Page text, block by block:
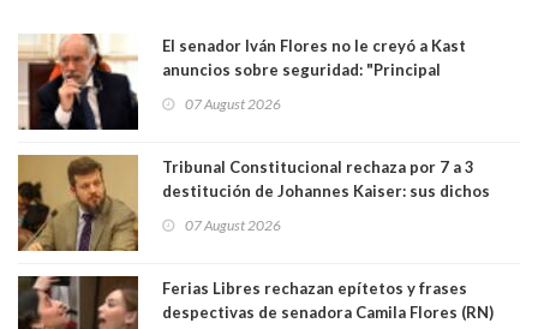
El senador Iván Flores no le creyó a Kast
anuncios sobre seguridad: "Principal
perseguir ruta del dinero y levantar secreto
07 August 2026
Tribunal Constitucional rechaza por 7 a 3
destitución de Johannes Kaiser: sus dichos
justicia constitucional porque no es diputado
07 August 2026
Ferias Libres rechazan epítetos y frases
despectivas de senadora Camila Flores (RN)